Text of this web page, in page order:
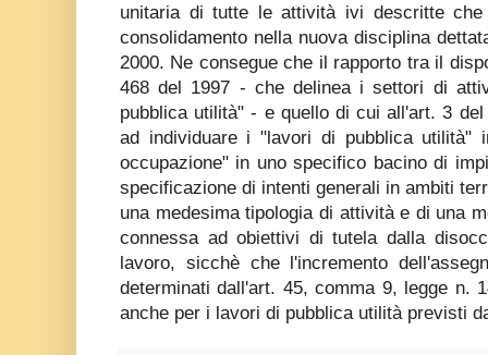
unitaria di tutte le attività ivi descritte che
consolidamento nella nuova disciplina
2000. Ne consegue che il rapporto tra il
468 del 1997 - che delinea i settori di
pubblica utilità" - e quello di cui all'art. 3
ad individuare i "lavori di pubblica utilità"
occupazione" in uno specifico bacino di
specificazione di intenti generali in ambiti
una medesima tipologia di attività e di una
connessa ad obiettivi di tutela dalla
lavoro, sicchè che l'incremento
determinati dall'art. 45, comma 9, legge n.
anche per i lavori di pubblica utilità previsti